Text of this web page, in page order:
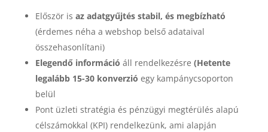
Először is az adatgyűjtés stabil, és megbízható
(érdemes néha a webshop belső adataival
összehasonlítani)
Elegendő információ áll rendelkezésre (Hetente
legalább 15-30 konverzió egy kampánycsoporton
belül
Pont üzleti stratégia és pénzügyi megtérülés alapú
célszámokkal (KPI) rendelkezünk, ami alapján